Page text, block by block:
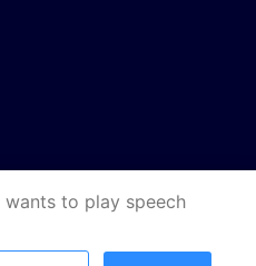
wants to play speech